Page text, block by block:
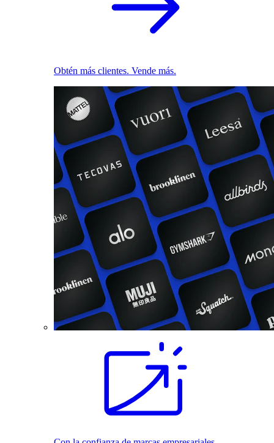
Obtén más clientes. Vende más.